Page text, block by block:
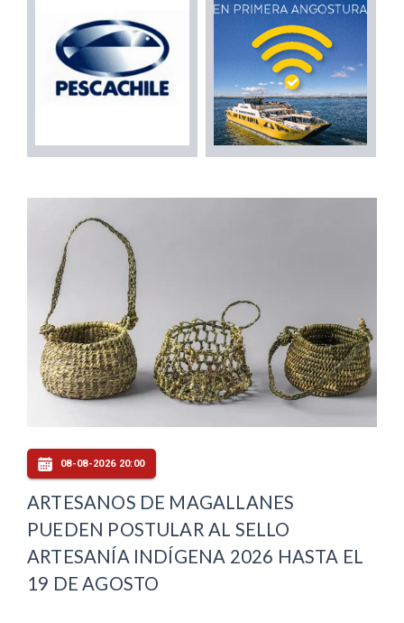
08-08-2026 20:00
ARTESANOS DE MAGALLANES
PUEDEN POSTULAR AL SELLO
ARTESANÍA INDÍGENA 2026 HASTA EL
19 DE AGOSTO